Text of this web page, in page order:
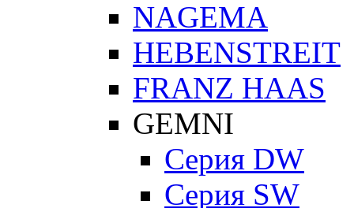
NAGEMA
HEBENSTREIT
FRANZ HAAS
GEMNI
Серия DW
Серия SW